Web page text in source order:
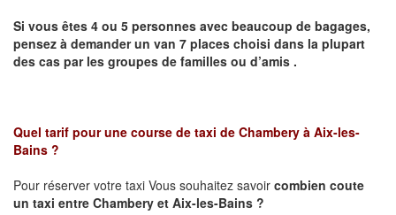
Si vous êtes 4 ou 5 personnes avec beaucoup de bagages,
pensez à demander un van 7 places choisi dans la plupart
des cas par les groupes de familles ou d’amis .
Quel tarif pour une course de taxi de Chambery à Aix-les-
Bains ?
Pour réserver votre taxi Vous souhaitez savoir combien coute
un taxi entre Chambery et Aix-les-Bains ?